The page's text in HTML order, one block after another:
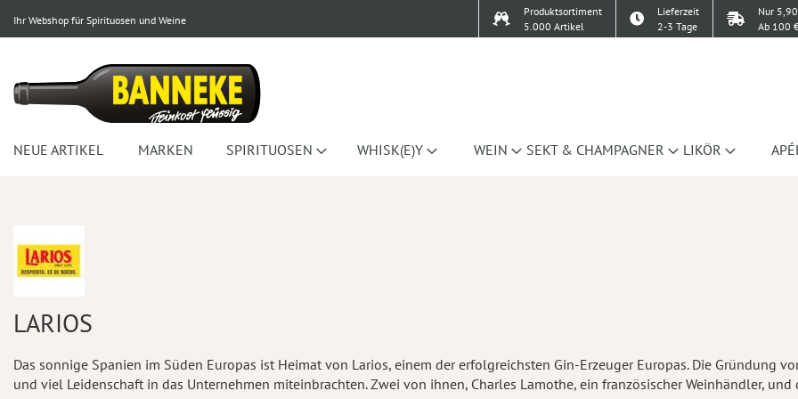
Ihr Webshop für Spirituosen und Weine
Produktsortiment
5.000 Artikel
Lieferzeit
2-3 Tage
Nur
Ab 100
NEUE ARTIKEL MARKEN SPIRITUOSEN WHISK(E)Y WEIN SEKT & CHAMPAGNER LIKÖR
LARIOS
Das sonnige Spanien im Süden Europas ist Heimat von Larios, einem der erfolgreichsten Gin-Erzeuger Europas. Die Gründung
und viel Leidenschaft in das Unternehmen miteinbrachten. Zwei von ihnen, Charles Lamothe, ein französischer Weinhändler,